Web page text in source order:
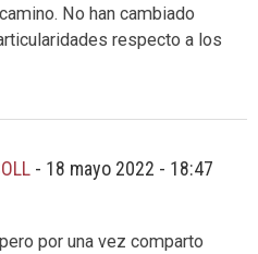
No han cambiado
respecto a los
- 18 mayo 2022 - 18:47
por una vez comparto